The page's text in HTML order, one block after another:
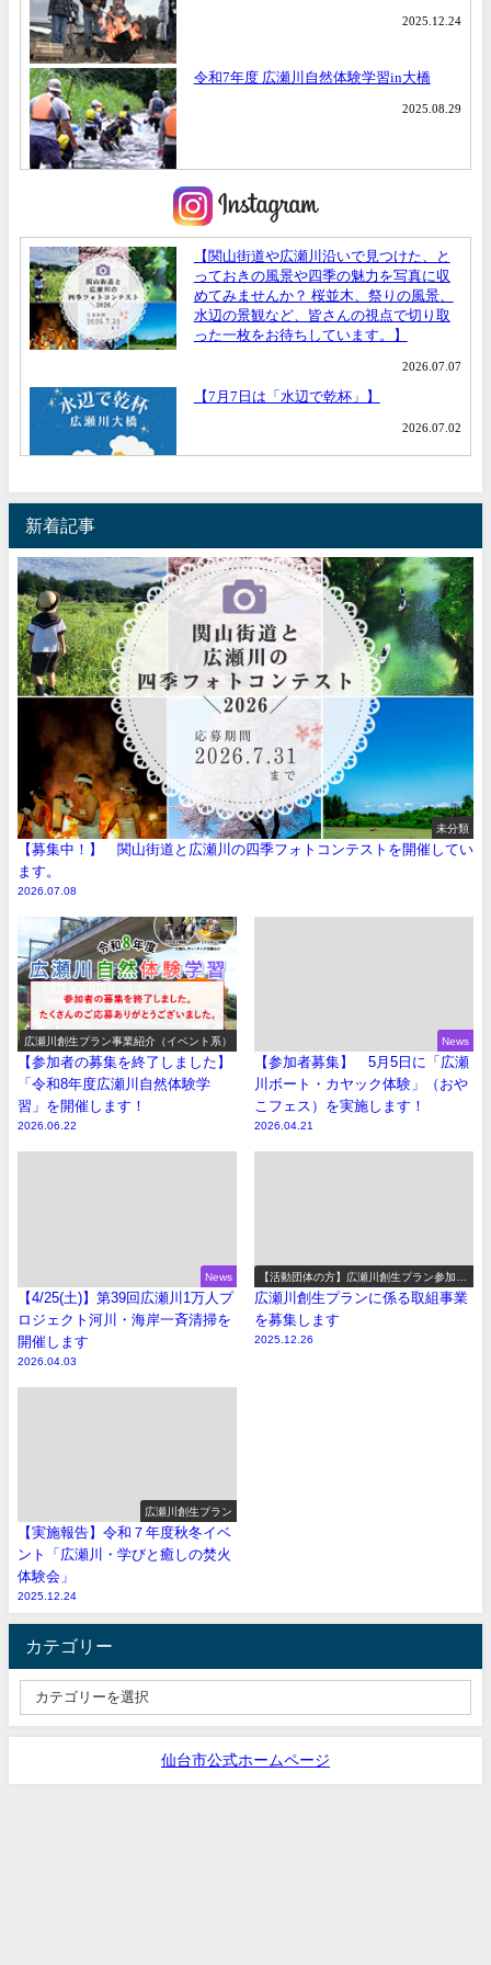
新着記事
未分類
【募集中！】 関山街道と広瀬川の四季フォトコンテストを開催してい
ます。
2026.07.08
広瀬川創生プラン事業紹介（イベント系）
【参加者の募集を終了しました】
「令和8年度広瀬川自然体験学
習」を開催します！
2026.06.22
News
【参加者募集】 5月5日に「広瀬
川ボート・カヤック体験」（おや
こフェス）を実施します！
2026.04.21
News
【4/25(土)】第39回広瀬川1万人プ
ロジェクト河川・海岸一斉清掃を
開催します
2026.04.03
【活動団体の方】広瀬川創生プラン参加事
業の募集
広瀬川創生プランに係る取組事業
を募集します
2025.12.26
広瀬川創生プラン
【実施報告】令和７年度秋冬イベ
ント「広瀬川・学びと癒しの焚火
体験会」
2025.12.24
カテゴリー
仙台市公式ホームページ